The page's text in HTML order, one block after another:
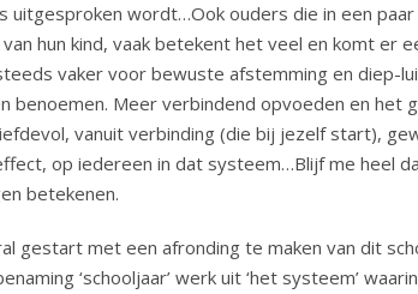
uitgesproken wordt…Ook ouders die in een
hun kind, vaak betekent het veel en komt er
vaker voor bewuste afstemming en diep-
benoemen. Meer verbindend opvoeden en het
vanuit verbinding (die bij jezelf start),
op iedereen in dat systeem…Blijf me heel
betekenen.
gestart met een afronding te maken van dit
‘schooljaar’ werk uit ‘het systeem’